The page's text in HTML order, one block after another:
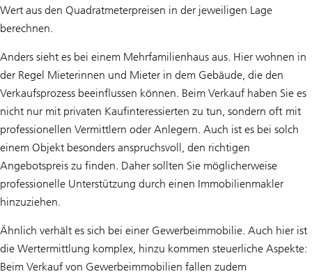
Wert aus den Quadratmeterpreisen in der jeweiligen Lage
berechnen.
Anders sieht es bei einem Mehrfamilienhaus aus. Hier wohnen in
der Regel Mieterinnen und Mieter in dem Gebäude, die den
Verkaufsprozess beeinflussen können. Beim Verkauf haben Sie es
nicht nur mit privaten Kaufinteressierten zu tun, sondern oft mit
professionellen Vermittlern oder Anlegern. Auch ist es bei solch
einem Objekt besonders anspruchsvoll, den richtigen
Angebotspreis zu finden. Daher sollten Sie möglicherweise
professionelle Unterstützung durch einen Immobilienmakler
hinzuziehen.
Ähnlich verhält es sich bei einer Gewerbeimmobilie. Auch hier ist
die Wertermittlung komplex, hinzu kommen steuerliche Aspekte:
Beim Verkauf von Gewerbeimmobilien fallen zudem